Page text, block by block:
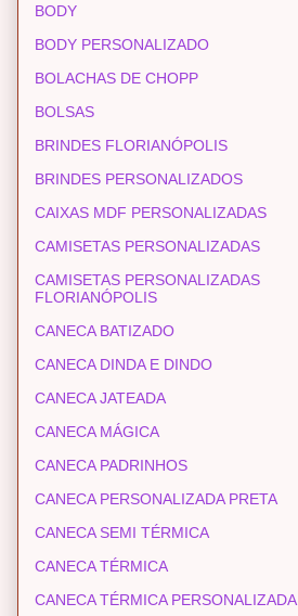
BODY
BODY PERSONALIZADO
BOLACHAS DE CHOPP
BOLSAS
BRINDES FLORIANÓPOLIS
BRINDES PERSONALIZADOS
CAIXAS MDF PERSONALIZADAS
CAMISETAS PERSONALIZADAS
CAMISETAS PERSONALIZADAS
FLORIANÓPOLIS
CANECA BATIZADO
CANECA DINDA E DINDO
CANECA JATEADA
CANECA MÁGICA
CANECA PADRINHOS
CANECA PERSONALIZADA PRETA
CANECA SEMI TÉRMICA
CANECA TÉRMICA
CANECA TÉRMICA PERSONALIZADA